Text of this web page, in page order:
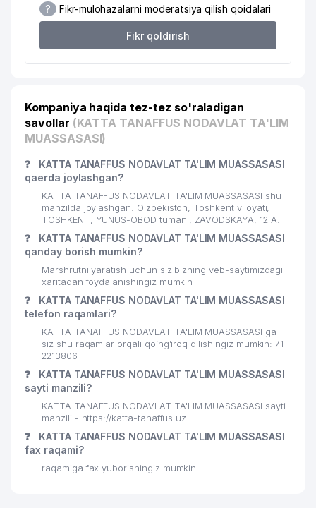
? Fikr-mulohazalarni moderatsiya qilish qoidalari
Fikr qoldirish
Kompaniya haqida tez-tez so'raladigan
savollar (KATTA TANAFFUS NODAVLAT TA'LIM
MUASSASASI)
❓
KATTA TANAFFUS NODAVLAT TA'LIM MUASSASASI
qaerda joylashgan?
KATTA TANAFFUS NODAVLAT TA'LIM MUASSASASI shu
manzilda joylashgan: O'zbekiston, Toshkent viloyati,
TOSHKENT, YUNUS-OBOD tumani, ZAVODSKAYA, 12 А.
❓
KATTA TANAFFUS NODAVLAT TA'LIM MUASSASASI
qanday borish mumkin?
Marshrutni yaratish uchun siz bizning veb-saytimizdagi
xaritadan foydalanishingiz mumkin
❓
KATTA TANAFFUS NODAVLAT TA'LIM MUASSASASI
telefon raqamlari?
KATTA TANAFFUS NODAVLAT TA'LIM MUASSASASI ga
siz shu raqamlar orqali qo’ng’iroq qilishingiz mumkin: 71
2213806
❓
KATTA TANAFFUS NODAVLAT TA'LIM MUASSASASI
sayti manzili?
KATTA TANAFFUS NODAVLAT TA'LIM MUASSASASI sayti
manzili - https://katta-tanaffus.uz
❓
KATTA TANAFFUS NODAVLAT TA'LIM MUASSASASI
fax raqami?
raqamiga fax yuborishingiz mumkin.